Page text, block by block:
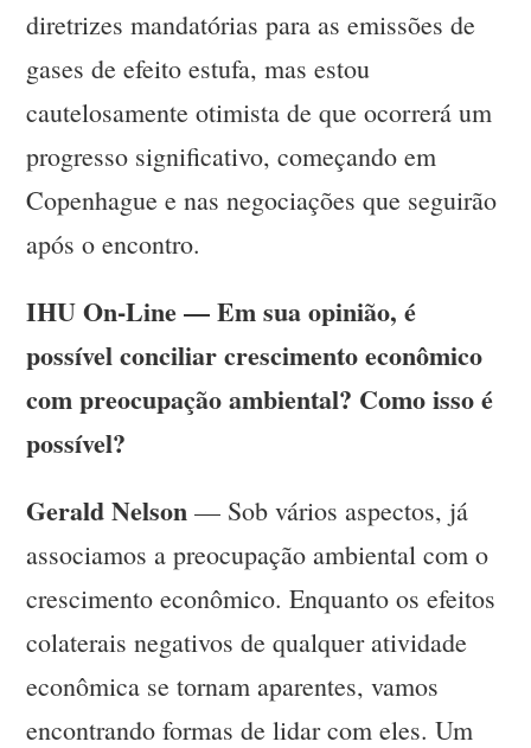
diretrizes mandatórias para as emissões de
gases de efeito estufa, mas estou
cautelosamente otimista de que ocorrerá um
progresso significativo, começando em
Copenhague e nas negociações que seguirão
após o encontro.
IHU On-Line — Em sua opinião, é
possível conciliar crescimento econômico
com preocupação ambiental? Como isso é
possível?
Gerald Nelson — Sob vários aspectos, já
associamos a preocupação ambiental com o
crescimento econômico. Enquanto os efeitos
colaterais negativos de qualquer atividade
econômica se tornam aparentes, vamos
encontrando formas de lidar com eles. Um